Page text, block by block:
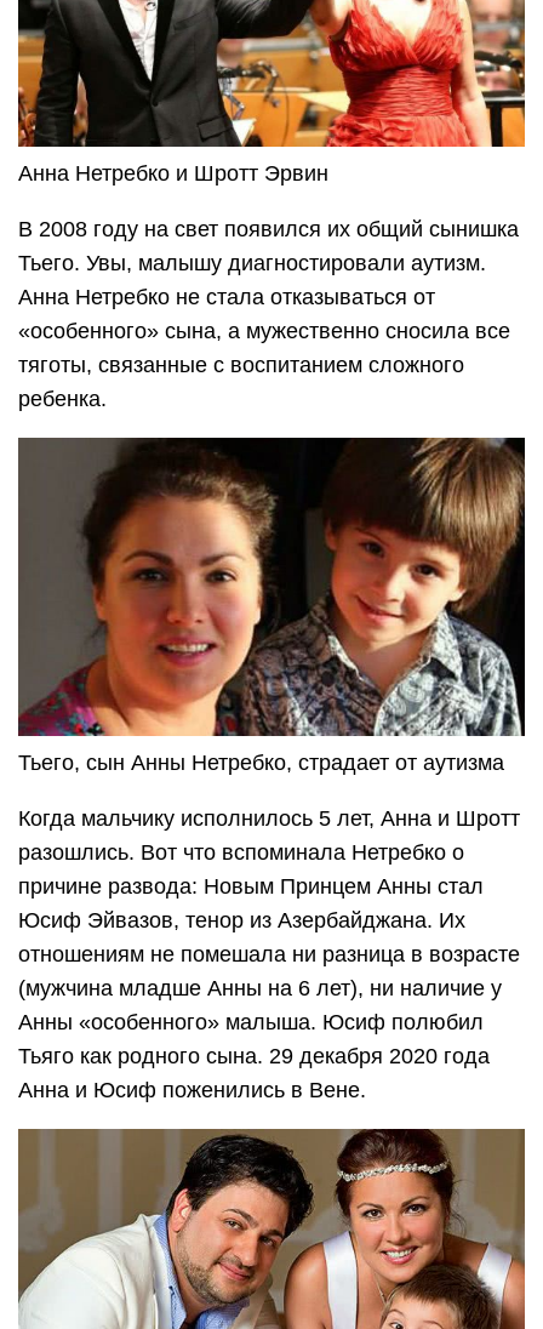
Анна Нетребко и Шротт Эрвин
В 2008 году на свет появился их общий сынишка
Тьего. Увы, малышу диагностировали аутизм.
Анна Нетребко не стала отказываться от
«особенного» сына, а мужественно сносила все
тяготы, связанные с воспитанием сложного
ребенка.
Тьего, сын Анны Нетребко, страдает от аутизма
Когда мальчику исполнилось 5 лет, Анна и Шротт
разошлись. Вот что вспоминала Нетребко о
причине развода: Новым Принцем Анны стал
Юсиф Эйвазов, тенор из Азербайджана. Их
отношениям не помешала ни разница в возрасте
(мужчина младше Анны на 6 лет), ни наличие у
Анны «особенного» малыша. Юсиф полюбил
Тьяго как родного сына. 29 декабря 2020 года
Анна и Юсиф поженились в Вене.